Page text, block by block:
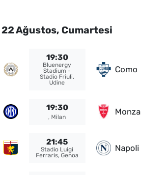
22 Ağustos, Cumartesi
19:30
Bluenergy
Stadium -
Stadio Friuli,
Udine
Como
19:30
, Milan
Monza
21:45
Stadio Luigi
Ferraris, Genoa
Napoli